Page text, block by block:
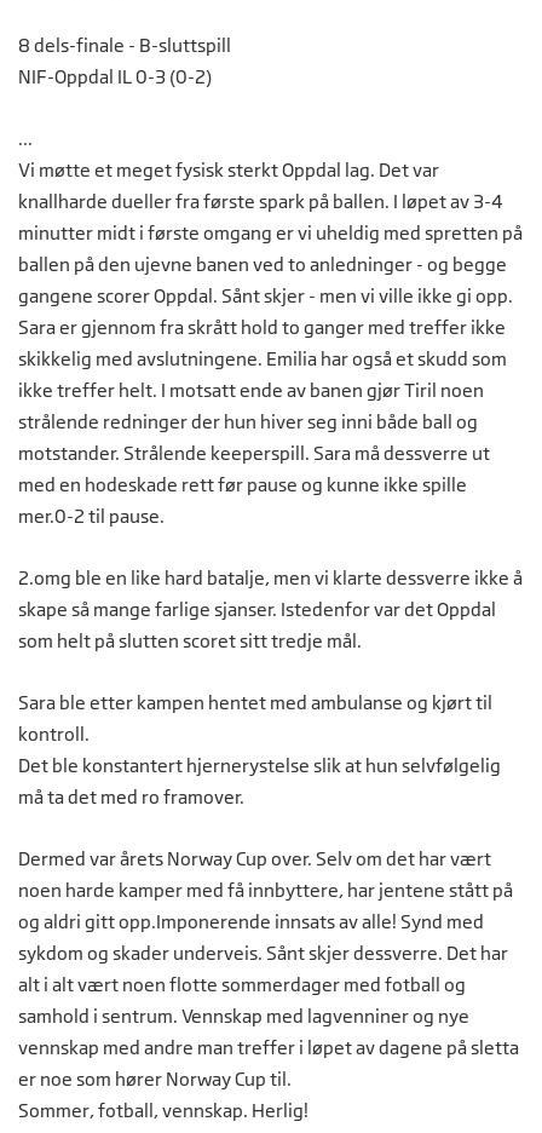
8 dels-finale - B-sluttspill
NIF-Oppdal IL 0-3 (0-2)
...
Vi møtte et meget fysisk sterkt Oppdal lag. Det var
knallharde dueller fra første spark på ballen. I løpet av 3-4
minutter midt i første omgang er vi uheldig med spretten på
ballen på den ujevne banen ved to anledninger - og begge
gangene scorer Oppdal. Sånt skjer - men vi ville ikke gi opp.
Sara er gjennom fra skrått hold to ganger med treffer ikke
skikkelig med avslutningene. Emilia har også et skudd som
ikke treffer helt. I motsatt ende av banen gjør Tiril noen
strålende redninger der hun hiver seg inni både ball og
motstander. Strålende keeperspill. Sara må dessverre ut
med en hodeskade rett før pause og kunne ikke spille
mer.0-2 til pause.
2.omg ble en like hard batalje, men vi klarte dessverre ikke å
skape så mange farlige sjanser. Istedenfor var det Oppdal
som helt på slutten scoret sitt tredje mål.
Sara ble etter kampen hentet med ambulanse og kjørt til
kontroll.
Det ble konstantert hjernerystelse slik at hun selvfølgelig
må ta det med ro framover.
Dermed var årets Norway Cup over. Selv om det har vært
noen harde kamper med få innbyttere, har jentene stått på
og aldri gitt opp.Imponerende innsats av alle! Synd med
sykdom og skader underveis. Sånt skjer dessverre. Det har
alt i alt vært noen flotte sommerdager med fotball og
samhold i sentrum. Vennskap med lagvenniner og nye
vennskap med andre man treffer i løpet av dagene på sletta
er noe som hører Norway Cup til.
Sommer, fotball, vennskap. Herlig!